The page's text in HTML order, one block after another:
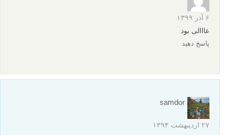
۶ آذر ۱۳۹۹
عااالی بود
پاسخ دهید
samdor
۲۷ اردیبهشت ۱۳۹۴